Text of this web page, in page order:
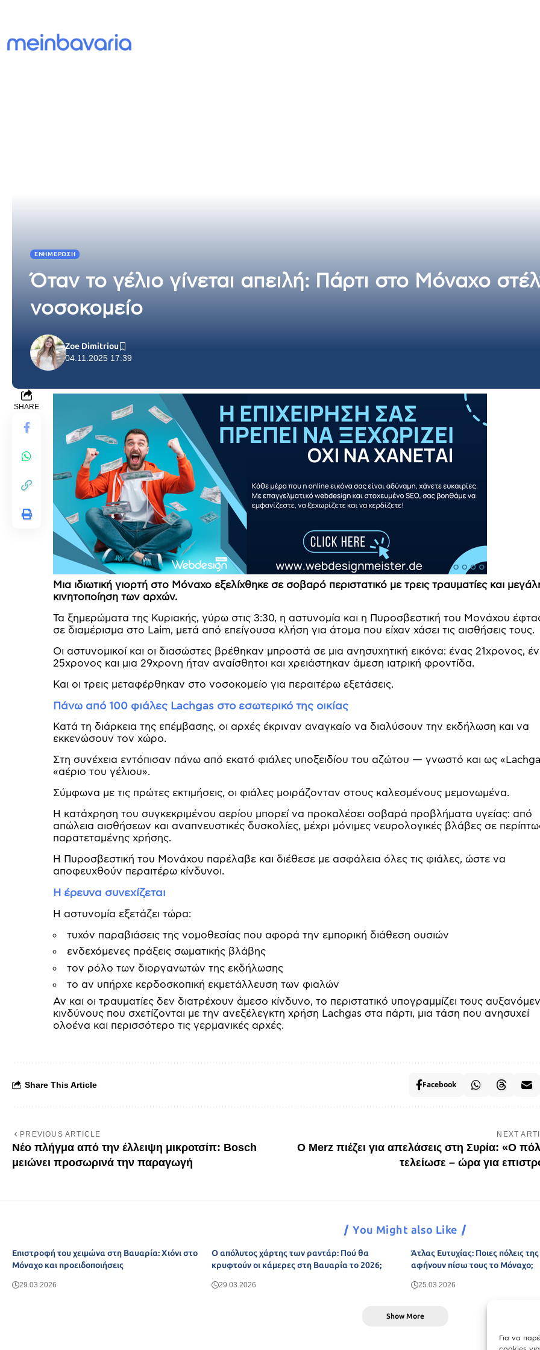
Για να
ΕΝΗΜΈΡΩΣΗ
Όταν το γέλιο γίνεται απειλή: Πάρτι στο Μόναχο
νοσοκομείο
04.11.2025 17:39
Zoe Dimitriou
SHARE
Μια ιδιωτική γιορτή στο Μόναχο εξελίχθηκε σε σοβαρό περιστατικό με τρεις τραυματίες και
κινητοποίηση των αρχών.
Τα ξημερώματα της Κυριακής, γύρω στις 3:30, η αστυνομία και η Πυροσβεστική του Μονάχου
σε διαμέρισμα στο Laim, μετά από επείγουσα κλήση για άτομα που είχαν χάσει τις αισθήσεις τους.
Οι αστυνομικοί και οι διασώστες βρέθηκαν μπροστά σε μια ανησυχητική εικόνα: ένας 21χρονος,
25χρονος και μια 29χρονη ήταν αναίσθητοι και χρειάστηκαν άμεση ιατρική φροντίδα.
Και οι τρεις μεταφέρθηκαν στο νοσοκομείο για περαιτέρω εξετάσεις.
Πάνω από 100 φιάλες Lachgas στο εσωτερικό της οικίας
Κατά τη διάρκεια της επέμβασης, οι αρχές έκριναν αναγκαίο να διαλύσουν την εκδήλωση και να
εκκενώσουν τον χώρο.
Στη συνέχεια εντόπισαν πάνω από εκατό φιάλες υποξειδίου του αζώτου — γνωστό και ως
«αέριο του γέλιου».
Σύμφωνα με τις πρώτες εκτιμήσεις, οι φιάλες μοιράζονταν στους καλεσμένους μεμονωμένα.
Η κατάχρηση του συγκεκριμένου αερίου μπορεί να προκαλέσει σοβαρά προβλήματα υγείας: από
απώλεια αισθήσεων και αναπνευστικές δυσκολίες, μέχρι μόνιμες νευρολογικές βλάβες σε
παρατεταμένης χρήσης.
Η Πυροσβεστική του Μονάχου παρέλαβε και διέθεσε με ασφάλεια όλες τις φιάλες, ώστε να
αποφευχθούν περαιτέρω κίνδυνοι.
Η έρευνα συνεχίζεται
Η αστυνομία εξετάζει τώρα:
τυχόν παραβιάσεις της νομοθεσίας που αφορά την εμπορική διάθεση ουσιών
ενδεχόμενες πράξεις σωματικής βλάβης
τον ρόλο των διοργανωτών της εκδήλωσης
το αν υπήρχε κερδοσκοπική εκμετάλλευση των φιαλών
Αν και οι τραυματίες δεν διατρέχουν άμεσο κίνδυνο, το περιστατικό υπογραμμίζει τους
κινδύνους που σχετίζονται με την ανεξέλεγκτη χρήση Lachgas στα πάρτι, μια τάση που ανησυχεί
ολοένα και περισσότερο τις γερμανικές αρχές.
Share This Article Facebook
PREVIOUS ARTICLE
Νέο πλήγμα από την έλλειψη μικροτσίπ: Bosch
μειώνει προσωρινά την παραγωγή
NEXT
Ο Merz πιέζει για απελάσεις στη Συρία: «Ο
τελείωσε – ώρα για
You Might also Like
Επιστροφή του χειμώνα στη Βαυαρία: Χιόνι στο
Μόναχο και προειδοποιήσεις
29.03.2026
Ο απόλυτος χάρτης των ραντάρ: Πού θα
κρυφτούν οι κάμερες στη Βαυαρία το 2026;
29.03.2026
Άτλας Ευτυχίας: Ποιες πόλεις
αφήνουν πίσω τους το Μόναχο;
25.03.2026
Show More